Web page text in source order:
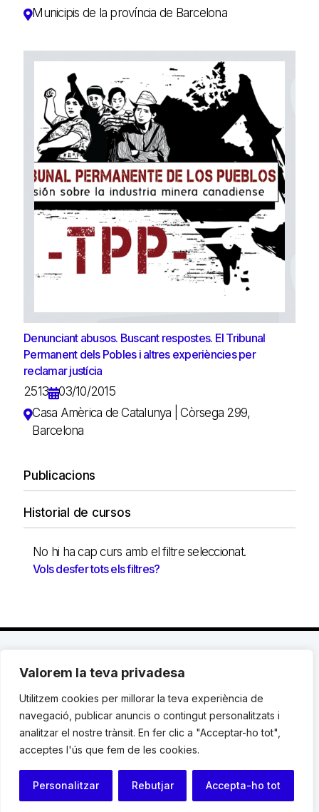
Valorem la teva privadesa
Utilitzem cookies per millorar la teva experiència de
navegació, publicar anuncis o contingut personalitzats i
analitzar el nostre trànsit. En fer clic a "Acceptar-ho tot",
acceptes l'ús que fem de les cookies.
Personalitzar Rebutjar Accepta-ho tot
Municipis de la província de Barcelona
Denunciant abusos. Buscant respostes. El Tribunal
Permanent dels Pobles i altres experiències per
reclamar justícia
2513
03/10/2015
Casa Amèrica de Catalunya | Còrsega 299,
Barcelona
Publicacions
Historial de cursos
No hi ha cap curs amb el filtre seleccionat.
Vols desfer tots els filtres?
C. Avinyó 44, 2n | 08002 Barcelona |
119 03 72|institut@idhc.org
© Institut de Drets Humans de Catalunya.
Avis legal|Cookies|Contacte
Programació web: Space Bits